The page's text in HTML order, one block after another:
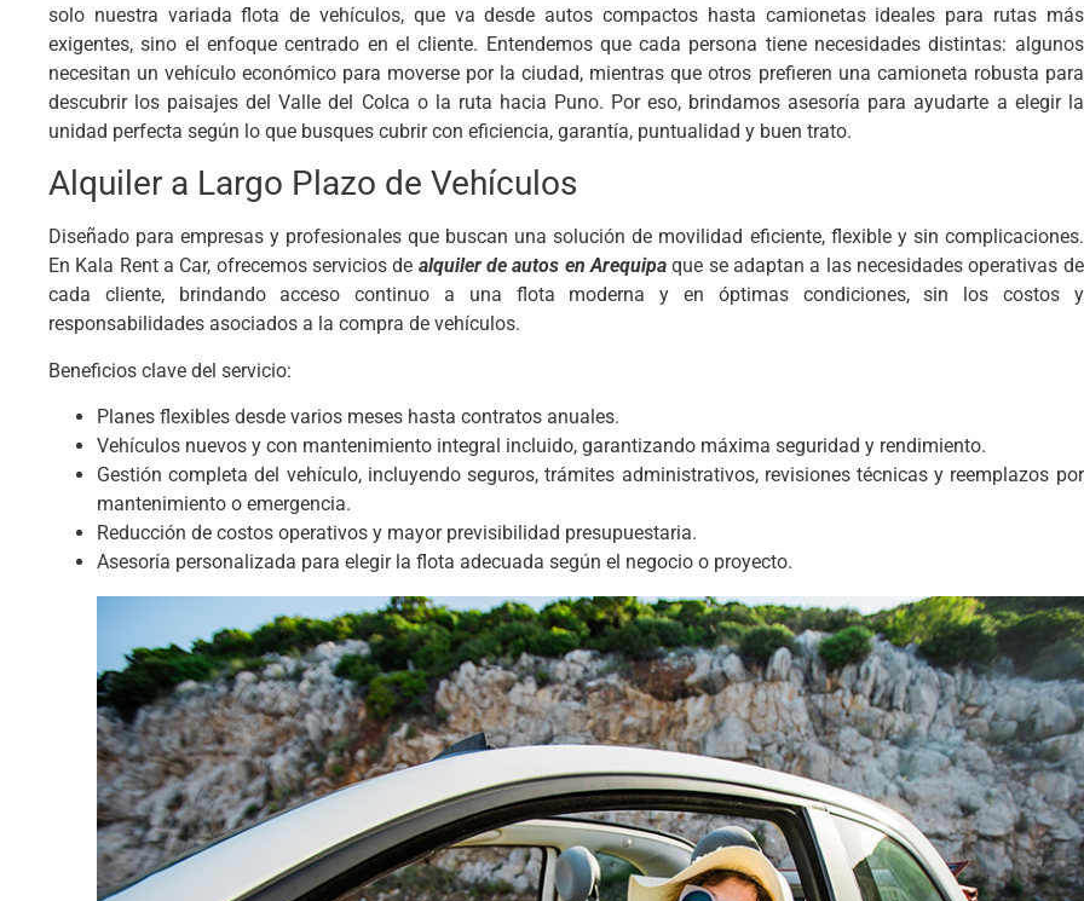
solo nuestra variada flota de vehículos, que va desde autos compactos hasta camionetas ideales para rutas más
exigentes, sino el enfoque centrado en el cliente. Entendemos que cada persona tiene necesidades distintas: algunos
necesitan un vehículo económico para moverse por la ciudad, mientras que otros prefieren una camioneta robusta para
descubrir los paisajes del Valle del Colca o la ruta hacia Puno. Por eso, brindamos asesoría para ayudarte a elegir la
unidad perfecta según lo que busques cubrir con eficiencia, garantía, puntualidad y buen trato.
Alquiler a Largo Plazo de Vehículos
Diseñado para empresas y profesionales que buscan una solución de movilidad eficiente, flexible y sin complicaciones.
En Kala Rent a Car, ofrecemos servicios de alquiler de autos en Arequipa que se adaptan a las necesidades operativas de
cada cliente, brindando acceso continuo a una flota moderna y en óptimas condiciones, sin los costos y
responsabilidades asociados a la compra de vehículos.
Beneficios clave del servicio:
Planes flexibles desde varios meses hasta contratos anuales.
Vehículos nuevos y con mantenimiento integral incluido, garantizando máxima seguridad y rendimiento.
Gestión completa del vehículo, incluyendo seguros, trámites administrativos, revisiones técnicas y reemplazos por
mantenimiento o emergencia.
Reducción de costos operativos y mayor previsibilidad presupuestaria.
Asesoría personalizada para elegir la flota adecuada según el negocio o proyecto.